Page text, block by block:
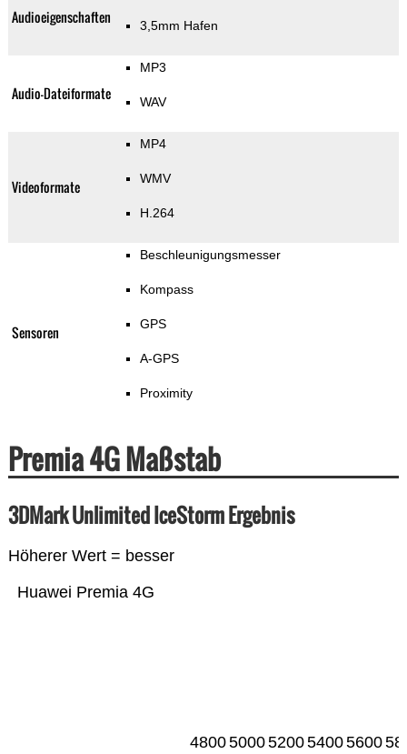
Audioeigenschaften 3,5mm Hafen
Audio-Dateiformate
MP3
WAV
Videoformate
MP4
WMV
H.264
Sensoren
Beschleunigungsmesser
Kompass
GPS
A-GPS
Proximity
Premia 4G Maßstab
3DMark Unlimited IceStorm Ergebnis
Höherer Wert = besser
Huawei Premia 4G
48005000520054005600